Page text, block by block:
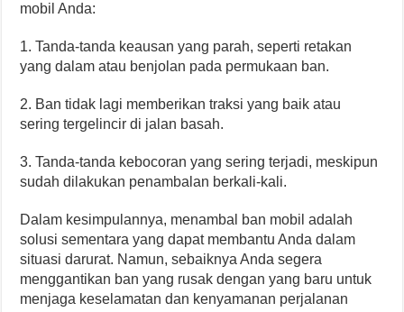
mobil Anda:
1. Tanda-tanda keausan yang parah, seperti retakan
yang dalam atau benjolan pada permukaan ban.
2. Ban tidak lagi memberikan traksi yang baik atau
sering tergelincir di jalan basah.
3. Tanda-tanda kebocoran yang sering terjadi, meskipun
sudah dilakukan penambalan berkali-kali.
Dalam kesimpulannya, menambal ban mobil adalah
solusi sementara yang dapat membantu Anda dalam
situasi darurat. Namun, sebaiknya Anda segera
menggantikan ban yang rusak dengan yang baru untuk
menjaga keselamatan dan kenyamanan perjalanan